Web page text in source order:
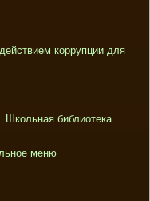
коррупции для
Школьная библиотека
меню